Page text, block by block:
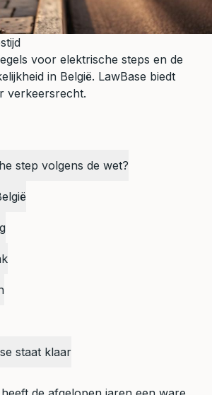
voor elektrische steps en de
in België. LawBase biedt
verkeersrecht.
step volgens de wet?
staat klaar